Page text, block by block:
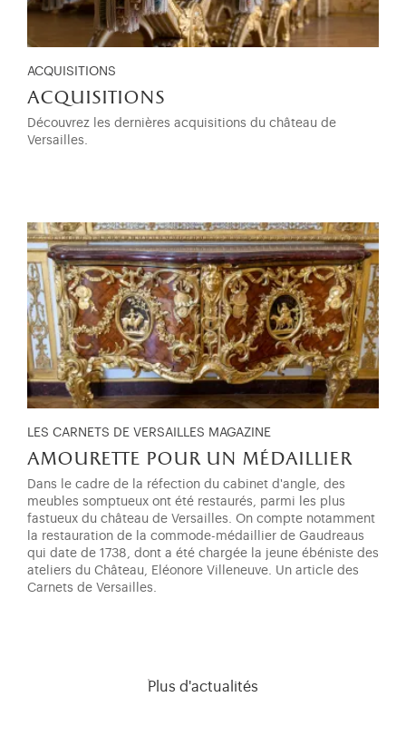
ACQUISITIONS
acquisitions
Découvrez les dernières acquisitions du château de
Versailles.
LES CARNETS DE VERSAILLES MAGAZINE
amourette pour un médaillier
Dans le cadre de la réfection du cabinet d'angle, des
meubles somptueux ont été restaurés, parmi les plus
fastueux du château de Versailles. On compte notamment
la restauration de la commode-médaillier de Gaudreaus
qui date de 1738, dont a été chargée la jeune ébéniste des
ateliers du Château, Eléonore Villeneuve. Un article des
Carnets de Versailles.
Plus d'actualités